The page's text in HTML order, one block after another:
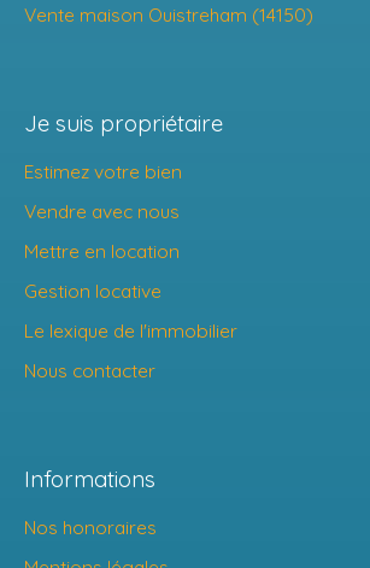
Vente maison Ouistreham (14150)
Je suis propriétaire
Estimez votre bien
Vendre avec nous
Mettre en location
Gestion locative
Le lexique de l'immobilier
Nous contacter
Informations
Nos honoraires